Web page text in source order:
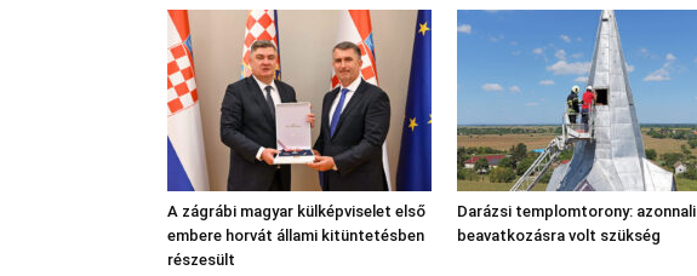
A zágrábi magyar külképviselet első
embere horvát állami kitüntetésben
részesült
Darázsi templomtorony: azonnali
beavatkozásra volt szükség